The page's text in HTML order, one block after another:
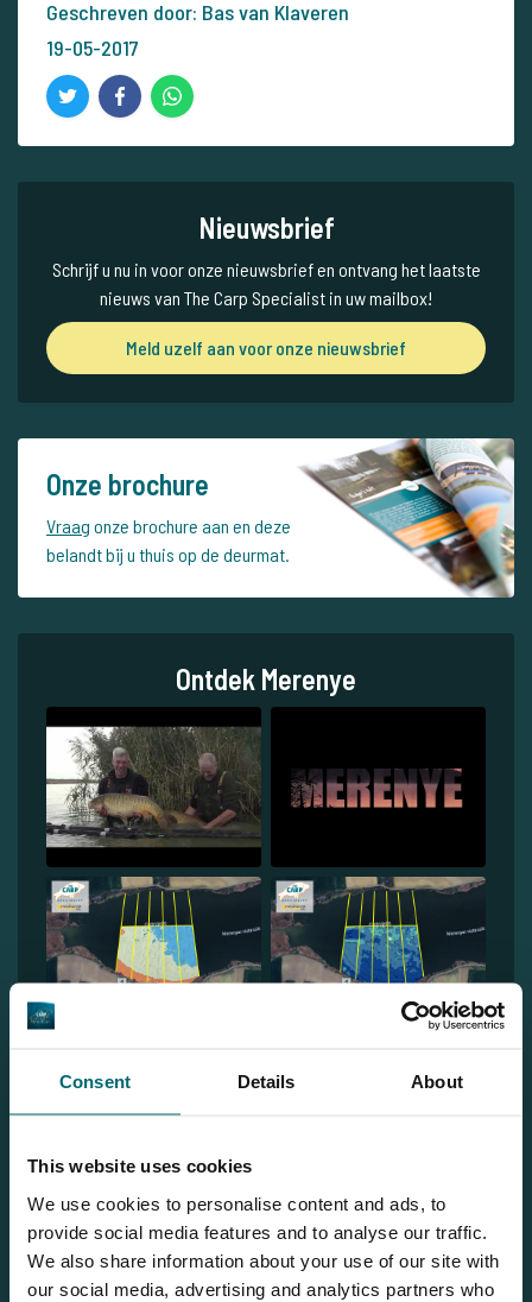
Consent Details About
This website uses cookies
We use cookies to personalise content and ads, to
provide social media features and to analyse our traffic.
We also share information about your use of our site with
our social media, advertising and analytics partners who
Geschreven door: Bas van Klaveren
19-05-2017
Nieuwsbrief
Schrijf u nu in voor onze nieuwsbrief en ontvang het laatste
nieuws van The Carp Specialist in uw mailbox!
Meld uzelf aan voor onze nieuwsbrief
Onze brochure
Vraag onze brochure aan en deze
belandt bij u thuis op de deurmat.
Ontdek Merenye